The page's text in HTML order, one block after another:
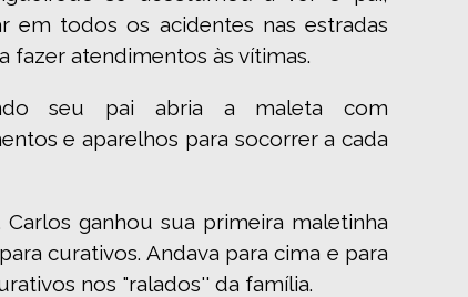
em todos os acidentes nas estradas
fazer atendimentos às vítimas.
seu pai abria a maleta com
e aparelhos para socorrer a cada
ganhou sua primeira maletinha
curativos. Andava para cima e para
nos "ralados'' da família.